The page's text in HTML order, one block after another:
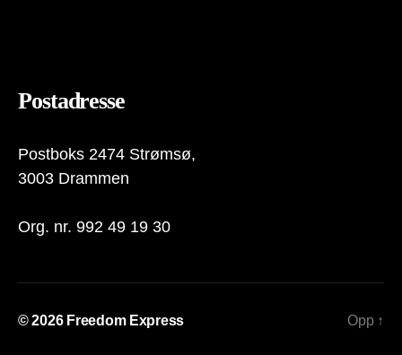
Postadresse
Postboks 2474 Strømsø,
3003 Drammen
Org. nr. 992 49 19 30
© 2026 Freedom Express Opp ↑